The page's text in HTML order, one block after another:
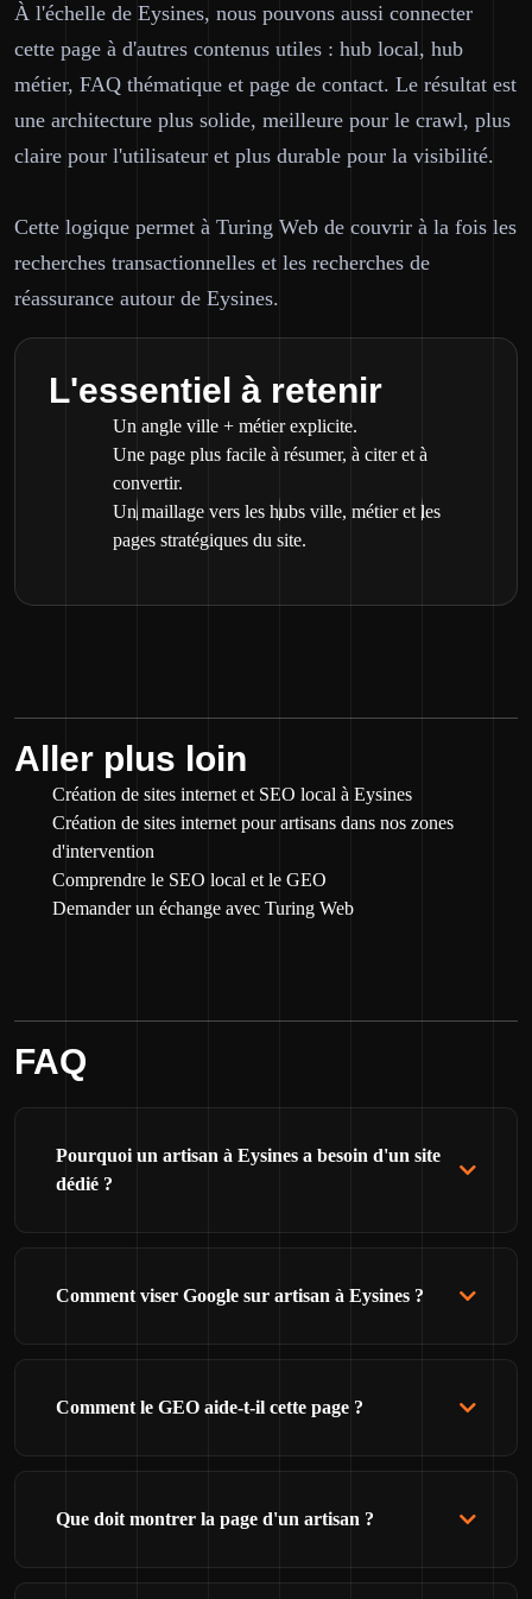
À l'échelle de Eysines, nous pouvons aussi connecter
cette page à d'autres contenus utiles : hub local, hub
métier, FAQ thématique et page de contact. Le résultat est
une architecture plus solide, meilleure pour le crawl, plus
claire pour l'utilisateur et plus durable pour la visibilité.
Cette logique permet à Turing Web de couvrir à la fois les
recherches transactionnelles et les recherches de
réassurance autour de Eysines.
L'essentiel à retenir
Un angle ville + métier explicite.
Une page plus facile à résumer, à citer et à
convertir.
Un maillage vers les hubs ville, métier et les
pages stratégiques du site.
Aller plus loin
Création de sites internet et SEO local à Eysines
Création de sites internet pour artisans dans nos zones
d'intervention
Comprendre le SEO local et le GEO
Demander un échange avec Turing Web
FAQ
Pourquoi un artisan à Eysines a besoin d'un site
dédié ?
Comment viser Google sur artisan à Eysines ?
Comment le GEO aide-t-il cette page ?
Que doit montrer la page d'un artisan ?